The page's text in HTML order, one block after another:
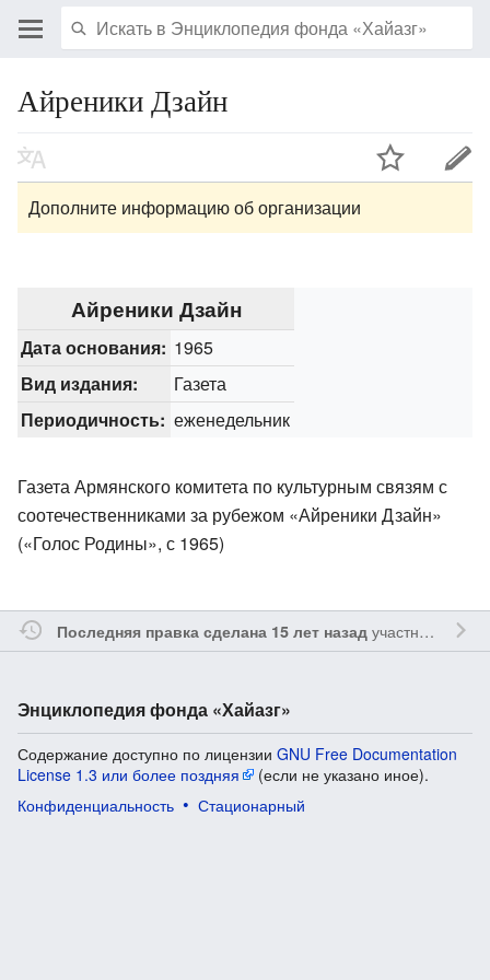
Айреники Дзайн
Дополните информацию об организации
Айреники Дзайн
Дата основания: 1965
Вид издания:
Газета
Периодичность: еженедельник
Газета Армянского комитета по культурным связям с
соотечественниками за рубежом «Айреники Дзайн»
(«Голос Родины», с 1965)
Последняя правка сделана 15 лет назадучастником
Энциклопедия фонда «Хайазг»
Содержание доступно по лицензии GNU Free Documentation
License 1.3 или более поздняя
(если не указано иное).
Конфиденциальность
Стационарный